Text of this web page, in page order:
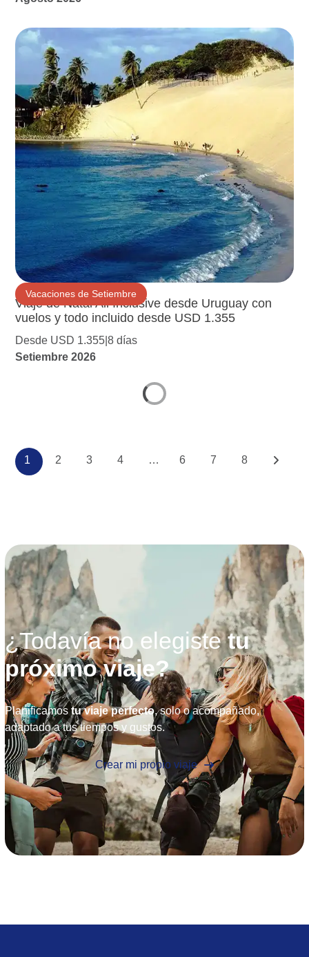
Vacaciones de Setiembre
Viaje de Natal All Inclusive desde Uruguay con
vuelos y todo incluido desde USD 1.355
Desde USD 1.355 8 días
Setiembre 2026
1 2 3 4 … 6 7 8
¿Todavía no elegistetu
próximo viaje?
Planificamostu viaje perfecto, solo o acompañado,
adaptado a tus tiempos y gustos.
Crear mi propio viaje